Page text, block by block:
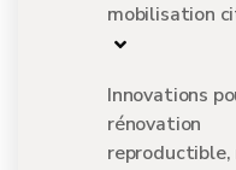
mobilisation
Innovations
rénovation
reproductible,